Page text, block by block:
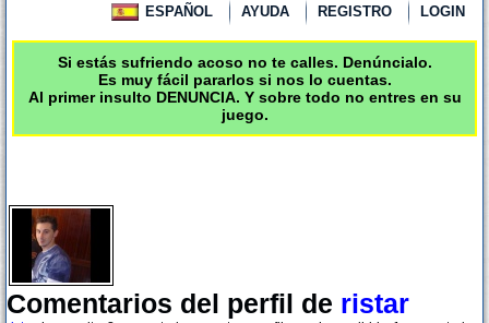
ESPAÑOL AYUDA REGISTRO LOGIN
Si estás sufriendo acoso no te calles. Denúncialo.
Es muy fácil pararlos si nos lo cuentas.
Al primer insulto DENUNCIA. Y sobre todo no entres en su
juego.
Comentarios del perfil de ristar